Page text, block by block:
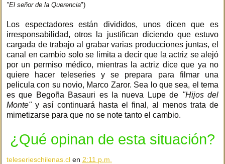
"El señor de la Querencia")
Los espectadores están divididos, unos dicen que es
irresponsabilidad, otros la justifican diciendo que estuvo
cargada de trabajo al grabar varias producciones juntas, el
canal en cambio solo se limita a decir que la actriz se alejó
por un permiso médico, mientras la actriz dice que ya no
quiere hacer teleseries y se prepara para filmar una
pelicula con su novio, Marco Zaror. Sea lo que sea, el tema
es que Begoña Basauri es la nueva Lupe de "Hijos del
Monte"y así continuará hasta el final, al menos trata de
mimetizarse para que no se note tanto el cambio.
¿Qué opinan de esta situación?
teleserieschilenas.cl en 2:11 p.m.